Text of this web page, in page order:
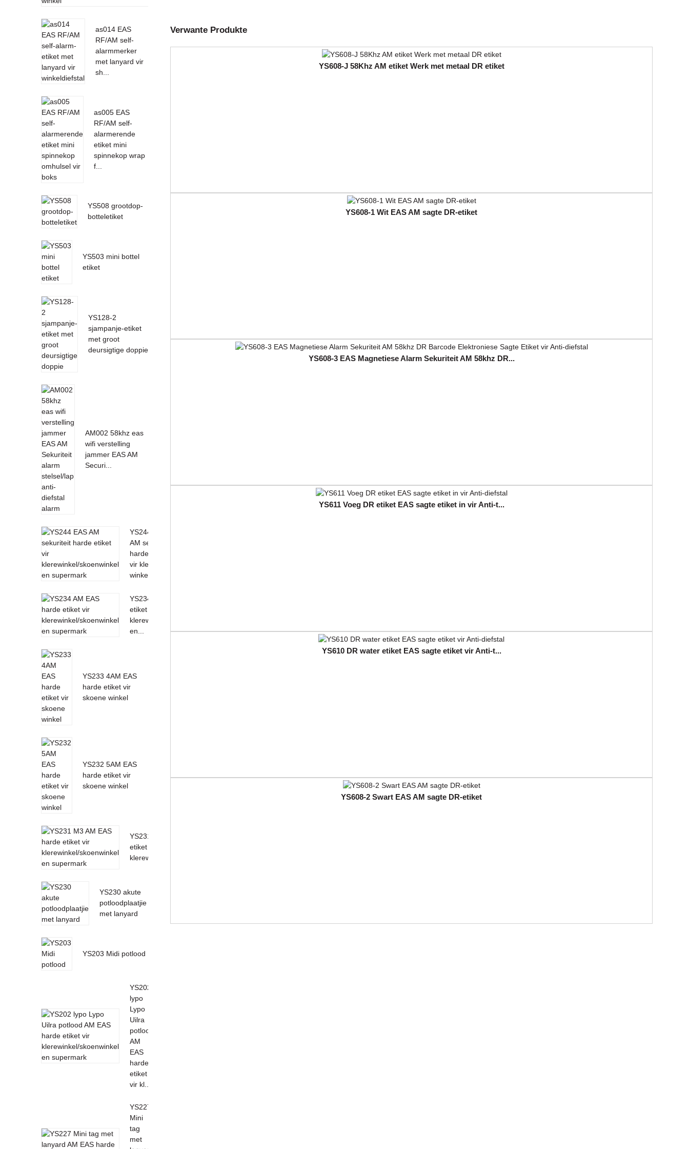
as014 EAS
RF/AM self-
alarmmerker
met lanyard vir
sh...
as005 EAS
RF/AM self-
alarmerende
etiket mini
spinnekop wrap
f...
YS508 grootdop-
botteletiket
YS503 mini bottel
etiket
YS128-2
sjampanje-etiket
met groot
deursigtige doppie
AM002 58khz eas
wifi verstelling
jammer EAS AM
Securi...
YS244 EAS
AM sekuriteit
harde etiket
vir klere
winkel/skoen...
YS234 AM EAS harde
etiket vir
klerewinkel/skoenwinkel
en...
YS233 4AM EAS
harde etiket vir
skoene winkel
YS232 5AM EAS
harde etiket vir
skoene winkel
YS231 M3 AM EAS harde
etiket vir
klerewinkel/skoenwinkel...
YS230 akute
potloodplaatjie
met lanyard
YS203 Midi potlood
YS202
lypo
Lypo
Uilra
potlood
AM
EAS
harde
etiket
vir kl...
YS227
Mini
tag
met
Verwante Produkte
YS608-J 58Khz AM etiket Werk met metaal DR etiket
YS608-1 Wit EAS AM sagte DR-etiket
YS608-3 EAS Magnetiese Alarm Sekuriteit AM 58khz DR...
YS611 Voeg DR etiket EAS sagte etiket in vir Anti-t...
YS610 DR water etiket EAS sagte etiket vir Anti-t...
YS608-2 Swart EAS AM sagte DR-etiket